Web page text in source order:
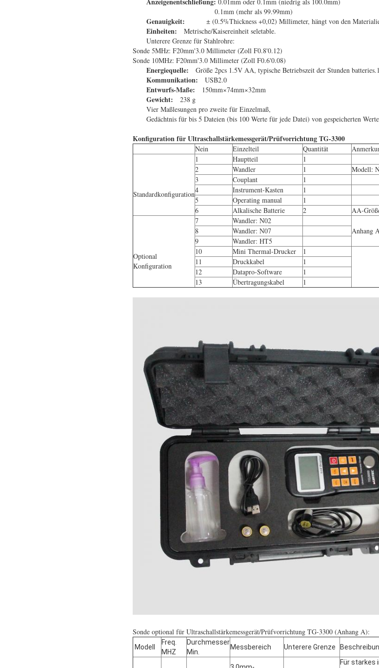
0.01mm oder 0.1mm (niedrig als 100.0mm)
0.1mm (mehr als 99.99mm)
Genauigkeit: ± (0.5%Thickness +0,02) Millimeter, hängt von den
Einheiten:
Metrische/Kaisereinheit seletable.
Unterere Grenze für Stahlrohre:
Sonde 5MHz: F20mm'3.0 Millimeter (Zoll F0.8'0.12)
Sonde 10MHz: F20mm'3.0 Millimeter (Zoll F0.6'0.08)
Energiequelle: Größe 2pcs 1.5V AA, typische Betriebszeit der Stunden
Kommunikation: USB2.0
Entwurfs-Maße: 150mm×74mm×32mm
Gewicht: 238 g
Vier Maßlesungen pro zweite für Einzelmaß,
Gedächtnis für bis 5 Dateien (bis 100 Werte für jede Datei) von gespeicherten
Konfiguration für Ultraschallstärkemessgerät/Prüfvorrichtung TG-3300
Nein Einzelteil Quantität
Standardkonfiguration
1 Hauptteil
1
2
Wandler 1
Modell:
3
Couplant
1
4
Instrument-Kasten
1
5
Operating manual
1
6
Alkalische Batterie 2 AA-
Optional
Konfiguration
7
Wandler: N02
Anhang
8
Wandler: N07
9
Wandler: HT5
10
Mini Thermal-Drucker
1
11
Druckkabel
1
12
Datapro-Software
1
13
Übertragungskabel 1
Sonde optional für Ultraschallstärkemessgerät/Prüfvorrichtung TG-3300 (Anhang A):
Modell
Freq.
MHZ
Durchmesser
Min.
Messbereich Unterere Grenze
Für starkes